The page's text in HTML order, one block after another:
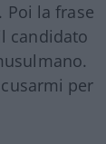
la frase
candidato
per